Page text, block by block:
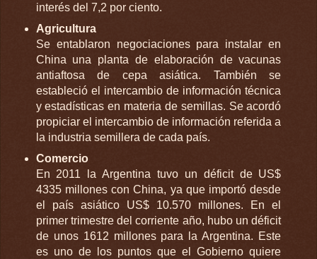
interés del 7,2 por ciento.
Agricultura
Se entablaron negociaciones para instalar en
China una planta de elaboración de vacunas
antiaftosa de cepa asiática. También se
estableció el intercambio de información técnica
y estadísticas en materia de semillas. Se acordó
propiciar el intercambio de información referida a
la industria semillera de cada país.
Comercio
En 2011 la Argentina tuvo un déficit de US$
4335 millones con China, ya que importó desde
el país asiático US$ 10.570 millones. En el
primer trimestre del corriente año, hubo un déficit
de unos 1612 millones para la Argentina. Este
es uno de los puntos que el Gobierno quiere